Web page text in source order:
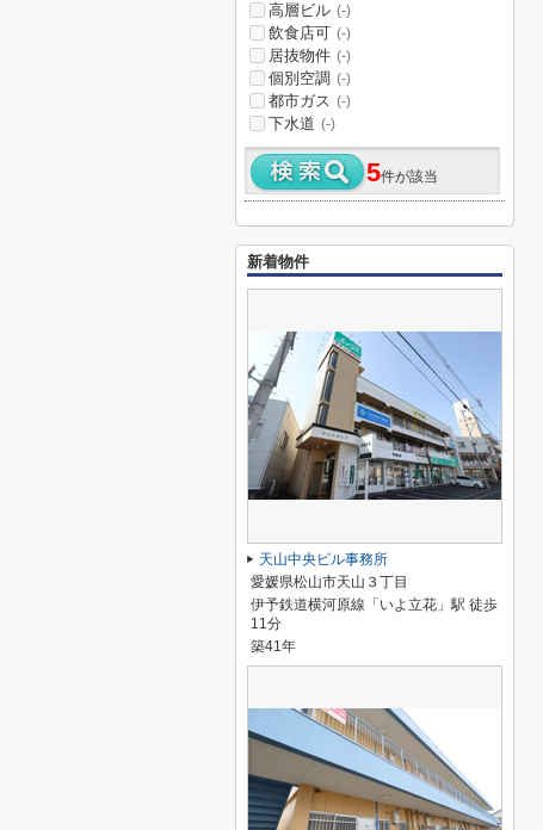
高層ビル (-)
飲食店可 (-)
居抜物件 (-)
個別空調 (-)
都市ガス (-)
下水道 (-)
5件が該当
新着物件
天山中央ビル事務所
愛媛県松山市天山３丁目
伊予鉄道横河原線「いよ立花」駅 徒歩
11分
築41年